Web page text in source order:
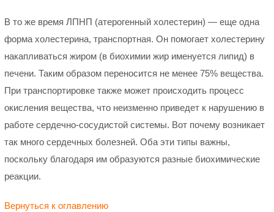
В то же время ЛПНП (атерогенный холестерин) — еще одна
форма холестерина, транспортная. Он помогает холестерину
накапливаться жиром (в биохимии жир именуется липид) в
печени. Таким образом переносится не менее 75% вещества.
При транспортировке также может происходить процесс
окисления вещества, что неизменно приведет к нарушению в
работе сердечно-сосудистой системы. Вот почему возникает
так много сердечных болезней. Оба эти типы важны,
поскольку благодаря им образуются разные биохимические
реакции.
Вернуться к оглавлению